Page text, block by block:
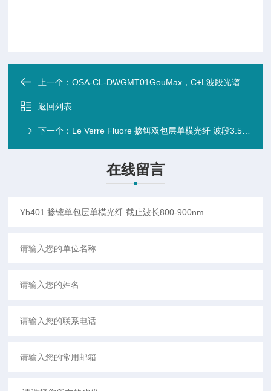
上一个：OSA-CL-DWGMT01GouMax，C+L波段光谱仪(OSA)模块
返回列表
下一个： Le Verre Fluore 掺铒双包层单模光纤 波段3.55um 5.6W
在线留言